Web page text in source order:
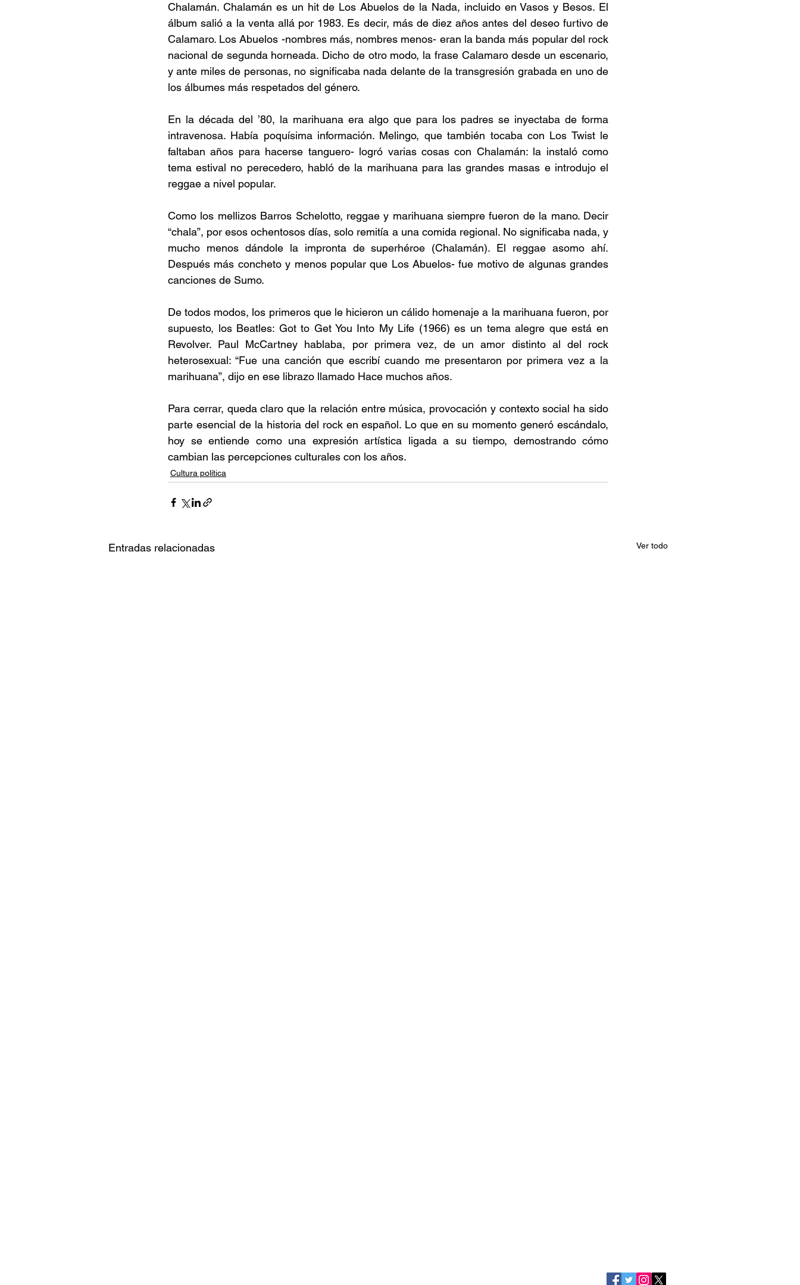
Chalamán. Chalamán es un hit de Los Abuelos de la Nada, incluido en Vasos y Besos. El
álbum salió a la venta allá por 1983. Es decir, más de diez años antes del deseo furtivo de
Calamaro. Los Abuelos -nombres más, nombres menos- eran la banda más popular del rock
nacional de segunda horneada. Dicho de otro modo, la frase Calamaro desde un escenario,
y ante miles de personas, no significaba nada delante de la transgresión grabada en uno de
los álbumes más respetados del género.
En la década del ’80, la marihuana era algo que para los padres se inyectaba de forma
intravenosa. Había poquísima información. Melingo, que también tocaba con Los Twist le
faltaban años para hacerse tanguero- logró varias cosas con Chalamán: la instaló como
tema estival no perecedero, habló de la marihuana para las grandes masas e introdujo el
reggae a nivel popular.
Como los mellizos Barros Schelotto, reggae y marihuana siempre fueron de la mano. Decir
“chala”, por esos ochentosos días, solo remitía a una comida regional. No significaba nada, y
mucho menos dándole la impronta de superhéroe (Chalamán). El reggae asomo ahí.
Después más concheto y menos popular que Los Abuelos- fue motivo de algunas grandes
canciones de Sumo.
De todos modos, los primeros que le hicieron un cálido homenaje a la marihuana fueron, por
supuesto, los Beatles: Got to Get You Into My Life (1966) es un tema alegre que está en
Revolver. Paul McCartney hablaba, por primera vez, de un amor distinto al del rock
heterosexual: “Fue una canción que escribí cuando me presentaron por primera vez a la
marihuana”, dijo en ese librazo llamado Hace muchos años.
Para cerrar, queda claro que la relación entre música, provocación y contexto social ha sido
parte esencial de la historia del rock en español. Lo que en su momento generó escándalo,
hoy se entiende como una expresión artística ligada a su tiempo, demostrando cómo
cambian las percepciones culturales con los años.
Cultura política
Entradas relacionadas Ver todo